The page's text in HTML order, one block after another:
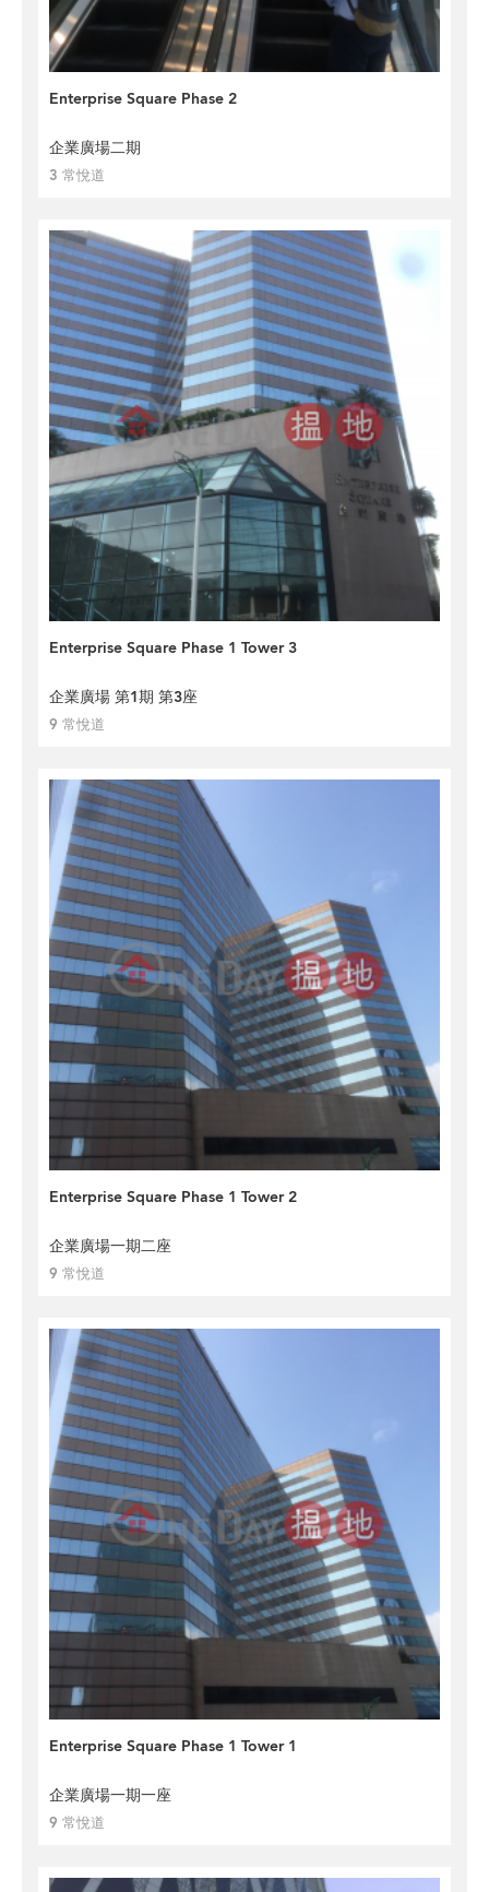
Enterprise Square Phase 2
企業廣場二期
3 常悅道
Enterprise Square Phase 1 Tower 3
企業廣場 第1期 第3座
9 常悅道
Enterprise Square Phase 1 Tower 2
企業廣場一期二座
9 常悅道
Enterprise Square Phase 1 Tower 1
企業廣場一期一座
9 常悅道